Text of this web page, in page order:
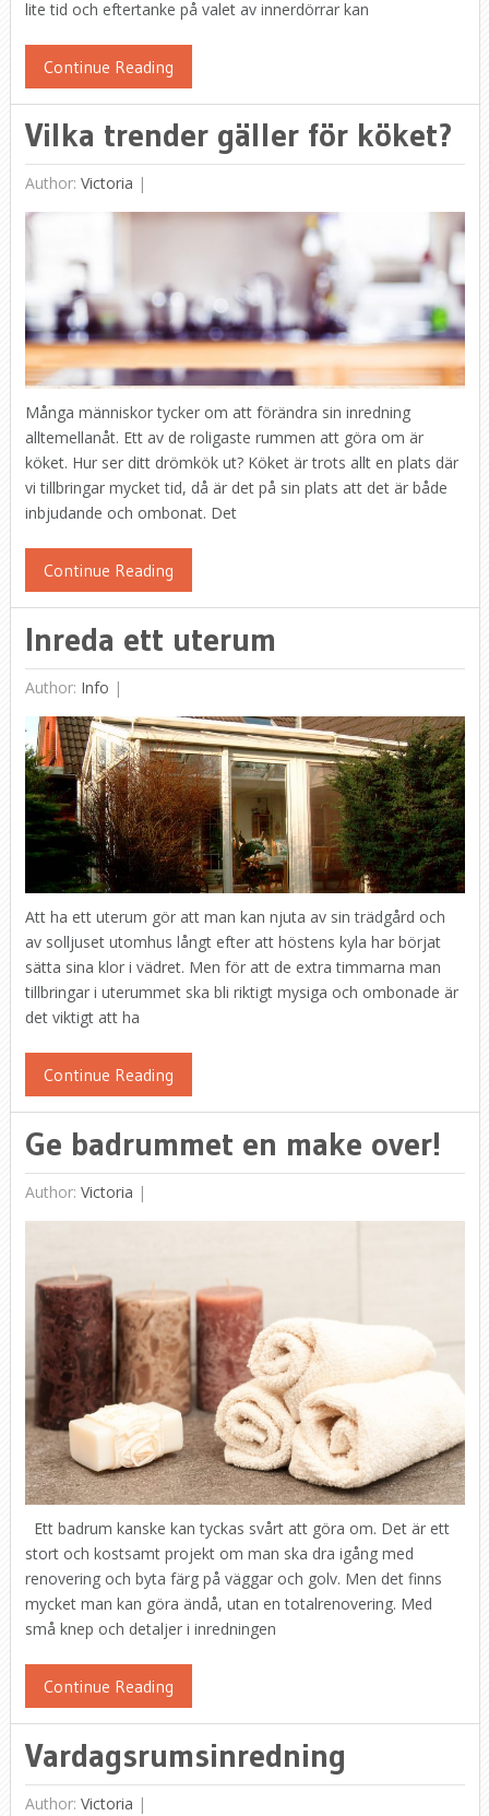
lite tid och eftertanke på valet av innerdörrar kan
Continue Reading
Vilka trender gäller för köket?
Author: Victoria |
Många människor tycker om att förändra sin inredning
alltemellanåt. Ett av de roligaste rummen att göra om är
köket. Hur ser ditt drömkök ut? Köket är trots allt en plats där
vi tillbringar mycket tid, då är det på sin plats att det är både
inbjudande och ombonat. Det
Continue Reading
Inreda ett uterum
Author: Info |
Att ha ett uterum gör att man kan njuta av sin trädgård och
av solljuset utomhus långt efter att höstens kyla har börjat
sätta sina klor i vädret. Men för att de extra timmarna man
tillbringar i uterummet ska bli riktigt mysiga och ombonade är
det viktigt att ha
Continue Reading
Ge badrummet en make over!
Author: Victoria |
Ett badrum kanske kan tyckas svårt att göra om. Det är ett
stort och kostsamt projekt om man ska dra igång med
renovering och byta färg på väggar och golv. Men det finns
mycket man kan göra ändå, utan en totalrenovering. Med
små knep och detaljer i inredningen
Continue Reading
Vardagsrumsinredning
Author: Victoria |